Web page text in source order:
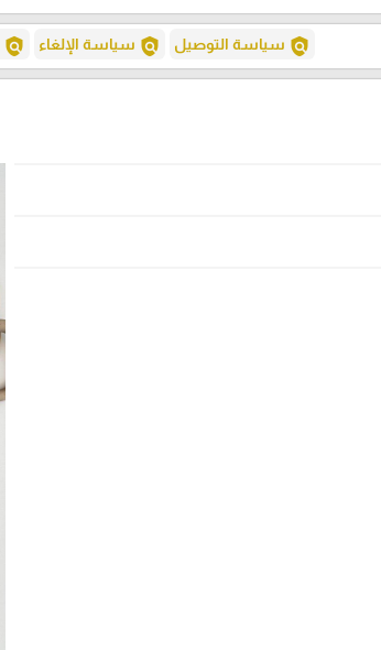
policy سياسة التوصيل policy سياسة الإلغاء policy